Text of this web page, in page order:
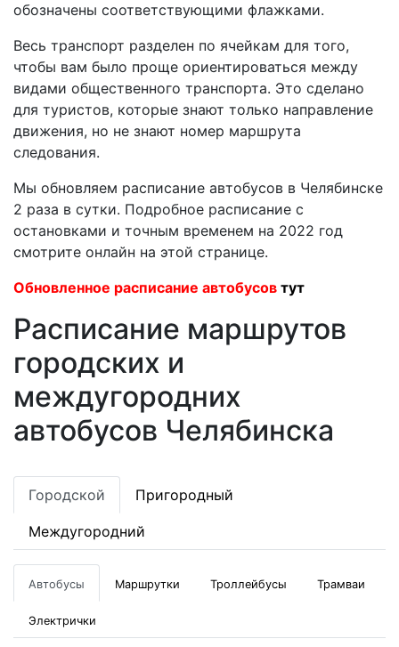
обозначены соответствующими флажками.
Весь транспорт разделен по ячейкам для того,
чтобы вам было проще ориентироваться между
видами общественного транспорта. Это сделано
для туристов, которые знают только направление
движения, но не знают номер маршрута
следования.
Мы обновляем расписание автобусов в Челябинске
2 раза в сутки. Подробное расписание с
остановками и точным временем на 2022 год
смотрите онлайн на этой странице.
Обновленное расписание автобусов тут
Расписание маршрутов
городских и
междугородних
автобусов Челябинска
Городской Пригородный
Междугородний
Автобусы Маршрутки Троллейбусы Трамваи
Электрички